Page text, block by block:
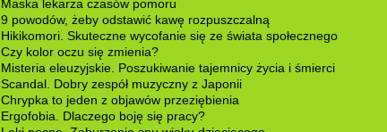
Maska lekarza czasów pomoru
9 powodów, żeby odstawić kawę rozpuszczalną
Hikikomori. Skuteczne wycofanie się ze świata społecznego
Czy kolor oczu się zmienia?
Misteria eleuzyjskie. Poszukiwanie tajemnicy życia i śmierci
Scandal. Dobry zespół muzyczny z Japonii
Chrypka to jeden z objawów przeziębienia
Ergofobia. Dlaczego boję się pracy?